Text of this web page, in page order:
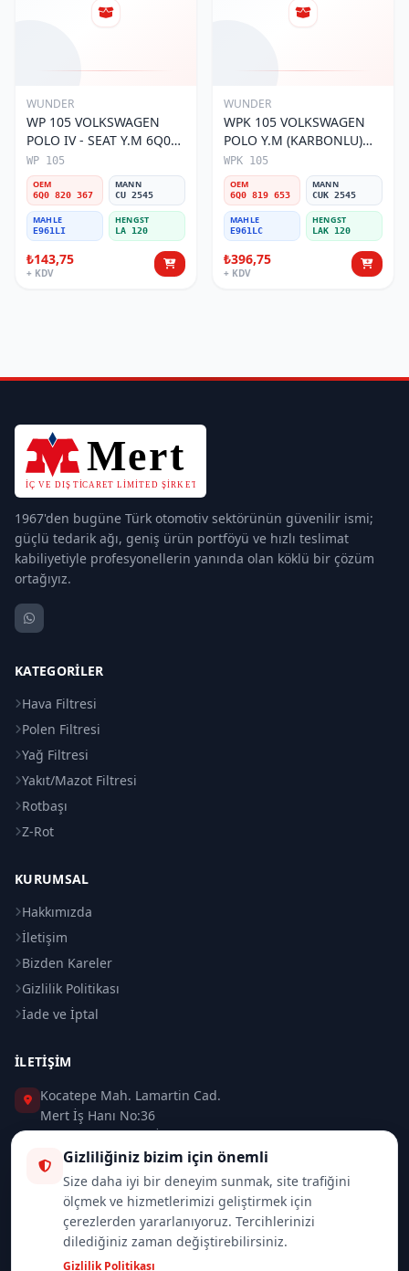
WUNDER
WP 105 VOLKSWAGEN
POLO IV - SEAT Y.M 6Q0
820 367 Polen Filtresi
WP 105
OEM
6Q0 820 367
MANN
CU 2545
MAHLE
E961LI
HENGST
LA 120
₺143,75
+ KDV
WUNDER
WPK 105 VOLKSWAGEN
POLO Y.M (KARBONLU)
6Q0 819 653 Polen Filtresi
WPK 105
OEM
6Q0 819 653
MANN
CUK 2545
MAHLE
E961LC
HENGST
LAK 120
₺396,75
+ KDV
1967'den bugüne Türk otomotiv sektörünün güvenilir ismi;
güçlü tedarik ağı, geniş ürün portföyü ve hızlı teslimat
kabiliyetiyle profesyonellerin yanında olan köklü bir çözüm
ortağıyız.
KATEGORILER
Hava Filtresi
Polen Filtresi
Yağ Filtresi
Yakıt/Mazot Filtresi
Rotbaşı
Z-Rot
KURUMSAL
Hakkımızda
İletişim
Bizden Kareler
Gizlilik Politikası
İade ve İptal
İLETIŞIM
Kocatepe Mah. Lamartin Cad.
Mert İş Hanı No:36
Taksim / Beyoğlu / İSTANBUL
0 (212) 235 37 83
0 (532) 418 08 46
info@merttrade.com
Gizliliğiniz bizim için önemli
Size daha iyi bir deneyim sunmak, site trafiğini
ölçmek ve hizmetlerimizi geliştirmek için
çerezlerden yararlanıyoruz. Tercihlerinizi
dilediğiniz zaman değiştirebilirsiniz.
Gizlilik Politikası